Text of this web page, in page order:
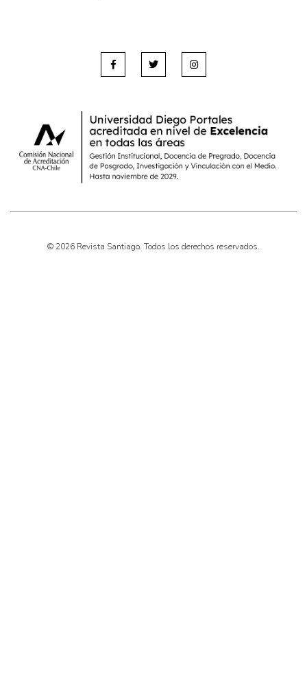
© 2026 Revista Santiago. Todos los derechos reservados.